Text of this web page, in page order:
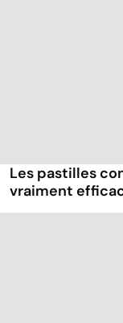
Les pastilles
vraiment